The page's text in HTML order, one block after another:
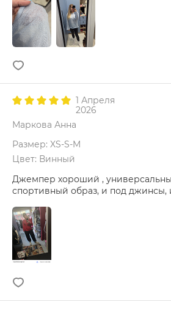
1 Апреля
2026
Маркова Анна
Размер: XS-S-M
Цвет: Винный
Джемпер хороший ,
спортивный образ, и под джинсы,